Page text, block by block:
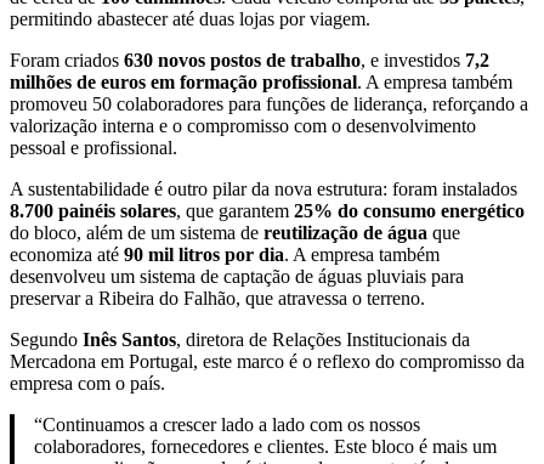
permitindo abastecer até duas lojas por viagem.
Foram criados 630 novos postos de trabalho, e investidos 7,2
milhões de euros em formação profissional. A empresa também
promoveu 50 colaboradores para funções de liderança, reforçando a
valorização interna e o compromisso com o desenvolvimento
pessoal e profissional.
A sustentabilidade é outro pilar da nova estrutura: foram instalados
8.700 painéis solares, que garantem 25% do consumo energético
do bloco, além de um sistema de reutilização de água que
economiza até 90 mil litros por dia. A empresa também
desenvolveu um sistema de captação de águas pluviais para
preservar a Ribeira do Falhão, que atravessa o terreno.
Segundo Inês Santos, diretora de Relações Institucionais da
Mercadona em Portugal, este marco é o reflexo do compromisso da
empresa com o país.
“Continuamos a crescer lado a lado com os nossos
colaboradores, fornecedores e clientes. Este bloco é mais um